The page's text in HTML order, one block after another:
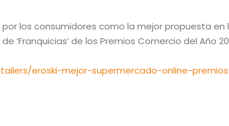
los consumidores como la mejor propuesta
‘Franquicias’ de los Premios Comercio del Año
eroski-mejor-supermercado-online-